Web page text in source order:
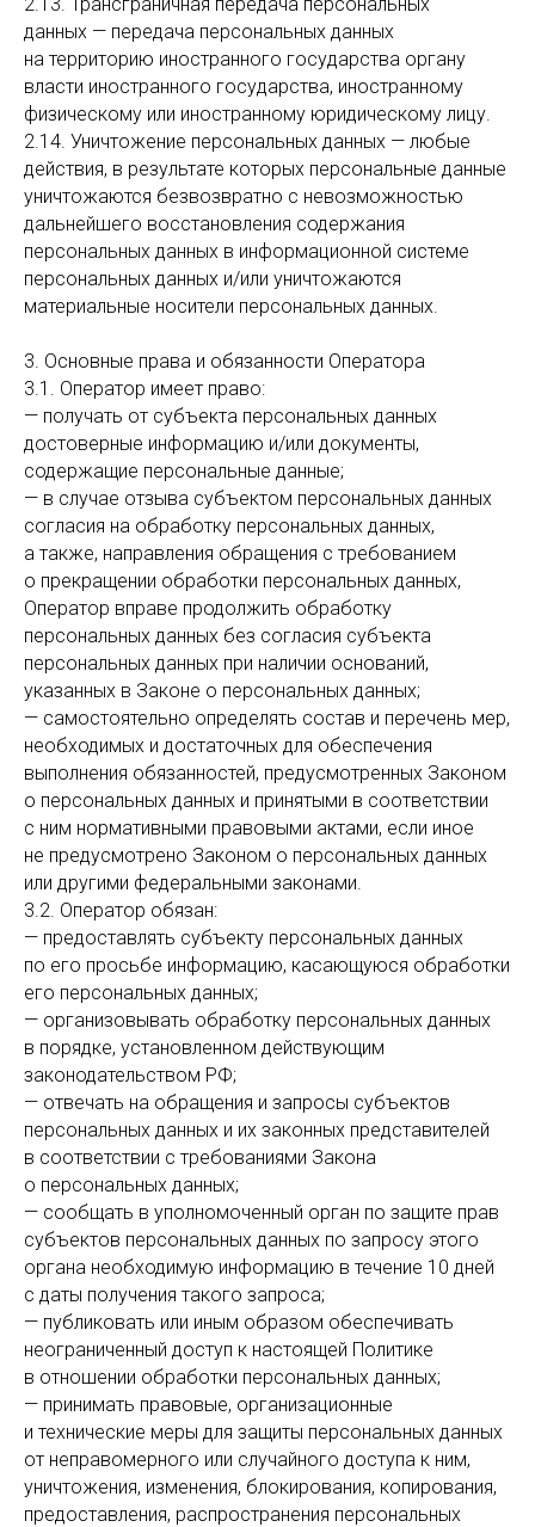
данных — передача персональных данных
на территорию иностранного государства органу
власти иностранного государства, иностранному
физическому или иностранному юридическому лицу.
2.14. Уничтожение персональных данных — любые
действия, в результате которых персональные данные
уничтожаются безвозвратно с невозможностью
дальнейшего восстановления содержания
персональных данных в информационной системе
персональных данных и/или уничтожаются
материальные носители персональных данных.
3. Основные права и обязанности Оператора
3.1. Оператор имеет право:
— получать от субъекта персональных данных
достоверные информацию и/или документы,
содержащие персональные данные;
— в случае отзыва субъектом персональных данных
согласия на обработку персональных данных,
а также, направления обращения с требованием
о прекращении обработки персональных данных,
Оператор вправе продолжить обработку
персональных данных без согласия субъекта
персональных данных при наличии оснований,
указанных в Законе о персональных данных;
— самостоятельно определять состав и перечень мер,
необходимых и достаточных для обеспечения
выполнения обязанностей, предусмотренных Законом
о персональных данных и принятыми в соответствии
с ним нормативными правовыми актами, если иное
не предусмотрено Законом о персональных данных
или другими федеральными законами.
3.2. Оператор обязан:
— предоставлять субъекту персональных данных
по его просьбе информацию, касающуюся обработки
его персональных данных;
— организовывать обработку персональных данных
в порядке, установленном действующим
законодательством РФ;
— отвечать на обращения и запросы субъектов
персональных данных и их законных представителей
в соответствии с требованиями Закона
о персональных данных;
— сообщать в уполномоченный орган по защите прав
субъектов персональных данных по запросу этого
органа необходимую информацию в течение 10 дней
с даты получения такого запроса;
— публиковать или иным образом обеспечивать
неограниченный доступ к настоящей Политике
в отношении обработки персональных данных;
— принимать правовые, организационные
и технические меры для защиты персональных данных
от неправомерного или случайного доступа к ним,
уничтожения, изменения, блокирования, копирования,
предоставления, распространения персональных